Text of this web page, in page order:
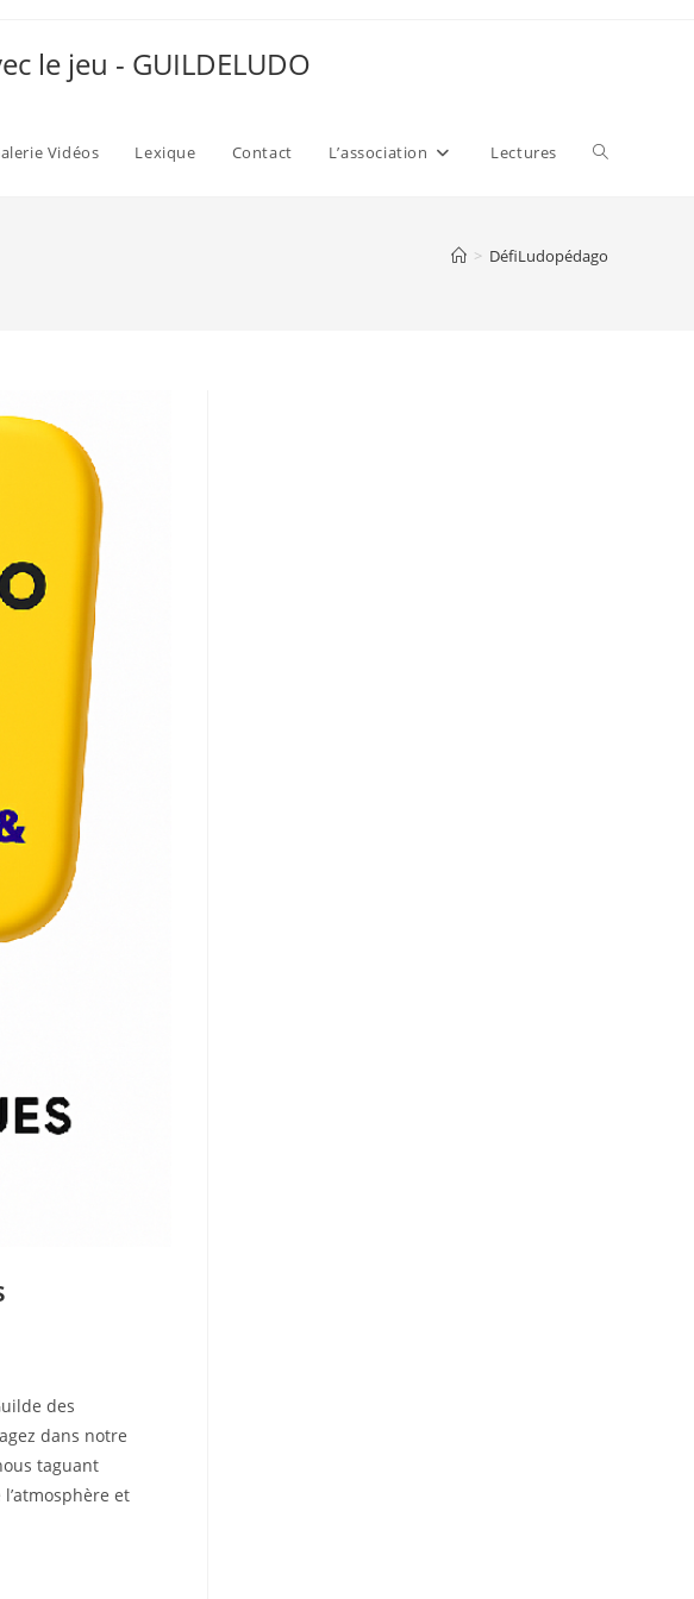
le jeu - GUILDELUDO
Vidéos Lexique Contact L’association Lectures Toggle
> DéfiLudopédago
des
dans notre
taguant
et